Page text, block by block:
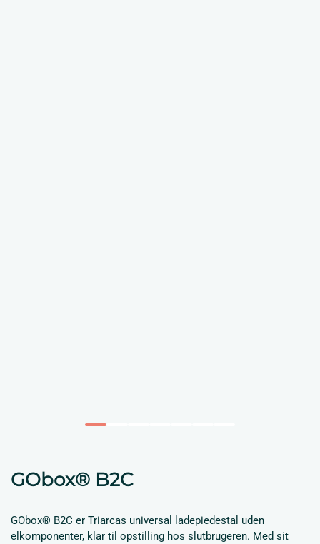
GObox® B2C
GObox® B2C er Triarcas universal ladepiedestal uden
elkomponenter, klar til opstilling hos slutbrugeren. Med sit